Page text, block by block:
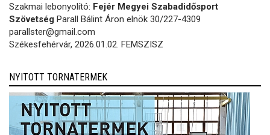
Szakmai lebonyolító: Fejér Megyei Szabadidősport
Szövetség Parall Bálint Áron elnök 30/227-4309
parallster@gmail.com
Székesfehérvár, 2026.01.02. FEMSZISZ
NYITOTT TORNATERMEK